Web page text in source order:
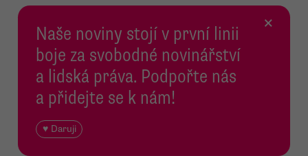
Naše noviny stojí v první linii
boje za svobodné novinářství
a lidská práva. Podpořte nás
a přidejte se k nám!
♥ Daruji
×